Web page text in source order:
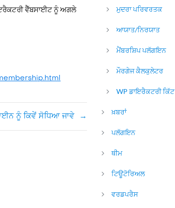
ਵੈੱਬਸਾਈਟ ਨੂੰ ਅਗਲੇ
→
ਨੂੰ ਕਿਵੇਂ ਸੋਧਿਆ ਜਾਵੇ
ਮੁਦਰਾ ਪਰਿਵਰਤਕ
ਆਯਾਤ/ਨਿਰਯਾਤ
ਮੈਂਬਰਸ਼ਿਪ ਪਲੱਗਇਨ
ਮੌਰਗੇਜ ਕੈਲਕੁਲੇਟਰ
WP ਡਾਇਰੈਕਟਰੀ ਕਿੱਟ
ਖ਼ਬਰਾਂ
ਪਲੱਗਇਨ
ਥੀਮ
ਟਿਊਟੋਰਿਅਲ
ਵਰਡਪਰੈਸ